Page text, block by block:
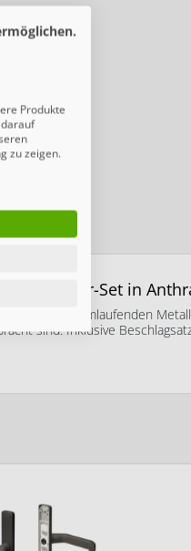
Tor-Set in
in dem umlaufenden
sind. Inklusive
Produkte
zu zeigen.